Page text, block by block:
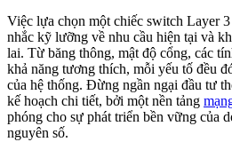
Việc lựa chọn một chiếc switch Layer
nhắc kỹ lưỡng về nhu cầu hiện tại và
lai. Từ băng thông, mật độ cổng, các
khả năng tương thích, mỗi yếu tố đều
của hệ thống. Đừng ngần ngại đầu tư
kế hoạch chi tiết, bởi một nền tảng
phóng cho sự phát triển bền vững của
nguyên số.